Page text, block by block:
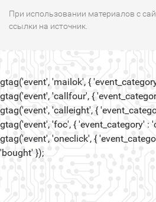
При использовании материалов с
ссылки на источник.
gtag('event', 'mailok', {
gtag('event', 'callfour', {
gtag('event', 'calleight', {
gtag('event', 'foc', { 'event_category' :
gtag('event', 'oneclick', {
'bought' });